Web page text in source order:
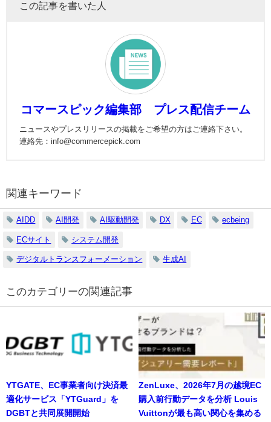
この記事を書いた人
コマースピック編集部 プレス配信チーム
ニュースやプレスリリースの掲載をご希望の方はご連絡下さい。
連絡先：info@commercepick.com
関連キーワード
AIDD AI開発 AI駆動開発 DX EC ecbeing
ECサイト システム開発
デジタルトランスフォーメーション 生成AI
の関連記事
YTGATE、EC事業者向け決済最
適化サービス「YTGuard」を
DGBTと共同展開開始
ZenLuxe、2026年7月の越境EC
購入前行動データを分析 Louis
Vuittonが最も高い関心を集める